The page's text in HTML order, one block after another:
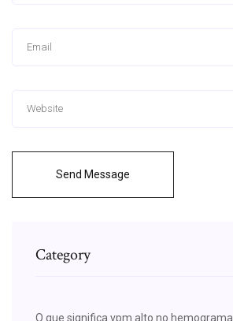
Send Message
Category
O que significa vpm alto no hemograma